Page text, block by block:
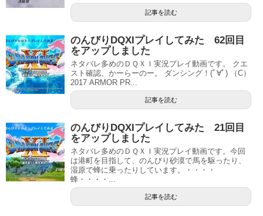
記事を読む
のんびりDQXIプレイしてみた 62回目
をアップしました
ネタバレ多めのＤＱＸＩ実況プレイ動画です。 クエ
スト確認、かーらーのー。 ダンシング！(ﾟ∀ﾟ) （C）
2017 ARMOR PR...
記事を読む
のんびりDQXIプレイしてみた 21回目
をアップしました
ネタバレ多めのＤＱＸＩ実況プレイ動画です。今回
は港町を目指して、のんびり砂漠で馬を駆ったり、
湿原で蜂に乗ったりしています。・・・・
蜂・・・・...
記事を読む